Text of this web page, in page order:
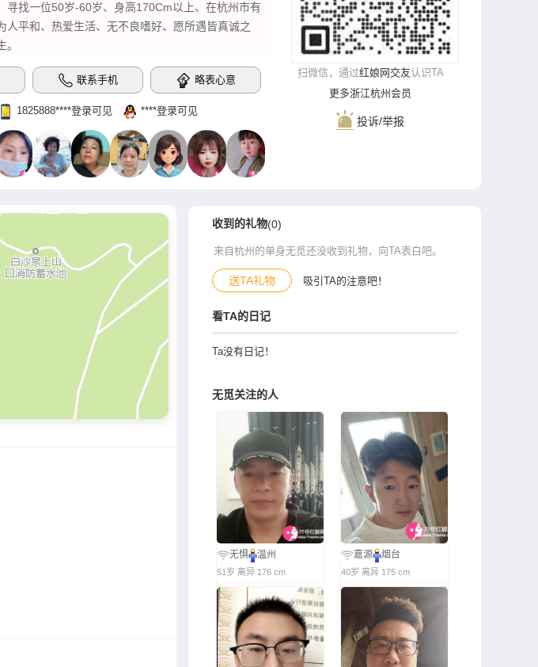
寻找一位50岁-60岁、身高170Cm以上、在杭州市有
平和、热爱生活、无不良嗜好、愿所遇皆真诚之
联系手机 略表心意
1825888‌****‌登录可见 ‌****‌登录可见
扫微信，通过红娘网交友认识TA
更多浙江杭州会员
投诉/举报
收到的礼物(0)
来自杭州的单身无觅还没收到礼物，向TA表白吧。
送TA礼物 吸引TA的注意吧！
看TA的日记
Ta没有日记！
无觅关注的人
无惧 温州
51岁 离异 176 cm
嘉源 烟台
40岁 离异 175 cm